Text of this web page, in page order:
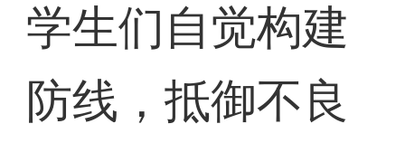
学生们自觉构建
防线，抵御不良